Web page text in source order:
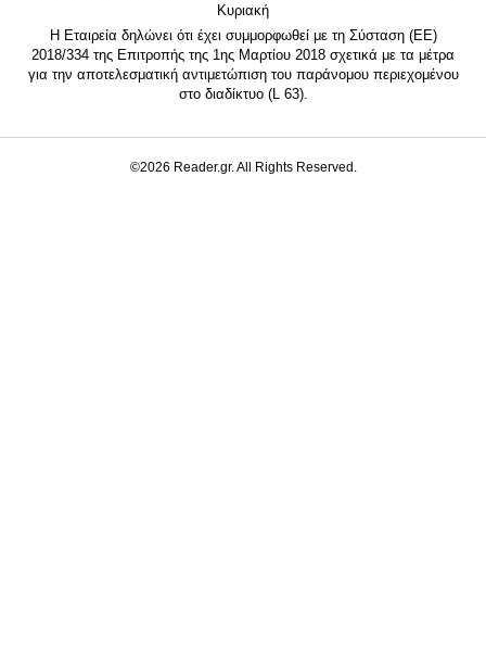
Κυριακή
Η Εταιρεία δηλώνει ότι έχει συμμορφωθεί με τη Σύσταση (ΕΕ)
2018/334 της Επιτροπής της 1ης Μαρτίου 2018 σχετικά με τα μέτρα
για την αποτελεσματική αντιμετώπιση του παράνομου περιεχομένου
στο διαδίκτυο (L 63).
©2026 Reader.gr. All Rights Reserved.